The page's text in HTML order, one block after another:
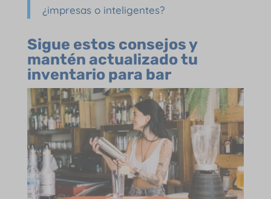
¿impresas o inteligentes?
Sigue estos consejos y
mantén actualizado tu
inventario para bar